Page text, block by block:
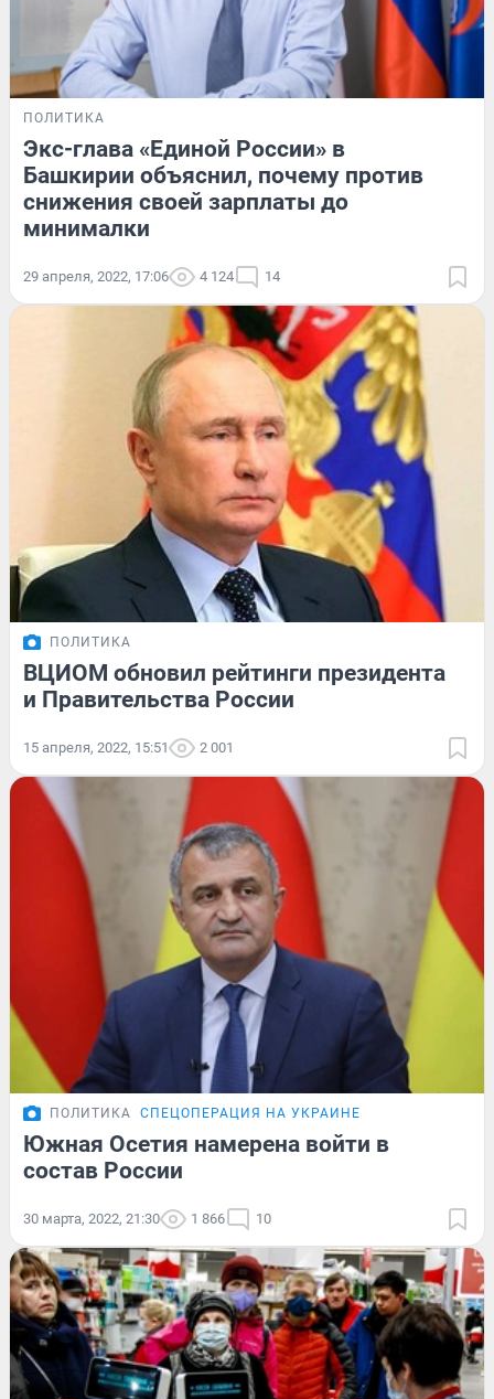
ПОЛИТИКА
Экс-глава «Единой России» в
Башкирии объяснил, почему против
снижения своей зарплаты до
минималки
29 апреля, 2022, 17:06 4 124 14
ПОЛИТИКА
ВЦИОМ обновил рейтинги президента
и Правительства России
15 апреля, 2022, 15:51 2 001
ПОЛИТИКА СПЕЦОПЕРАЦИЯ НА УКРАИНЕ
Южная Осетия намерена войти в
состав России
30 марта, 2022, 21:30 1 866 10